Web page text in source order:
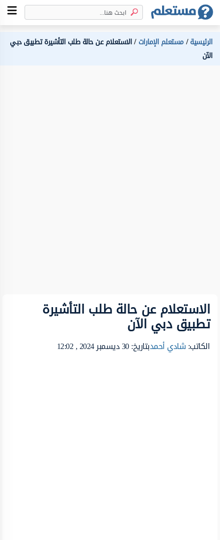
الرئيسية مستعلم الإمارات الاستعلام عن حالة طلب التأشيرة تطبيق دبي
الآن
الاستعلام عن حالة طلب التأشيرة
تطبيق دبي الآن
الكاتب:شادي أحمدبتاريخ: 30 ديسمبر 2024 , 12:02